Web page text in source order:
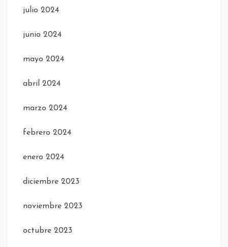
julio 2024
junio 2024
mayo 2024
abril 2024
marzo 2024
febrero 2024
enero 2024
diciembre 2023
noviembre 2023
octubre 2023